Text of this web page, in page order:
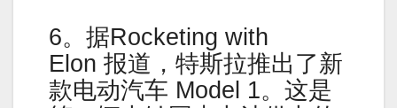
6。据Rocketing with
Elon 报道，特斯拉推出了新
款电动汽车 Model 1。这是